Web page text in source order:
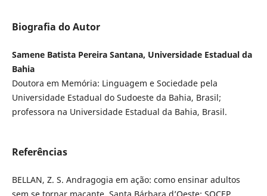
Biografia do Autor
Samene Batista Pereira Santana, Universidade Estadual da
Bahia
Doutora em Memória: Linguagem e Sociedade pela
Universidade Estadual do Sudoeste da Bahia, Brasil;
professora na Universidade Estadual da Bahia, Brasil.
Referências
BELLAN, Z. S. Andragogia em ação: como ensinar adultos
sem se tornar maçante. Santa Bárbara d’Oeste: SOCEP,